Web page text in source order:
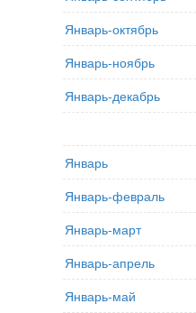
Январь-октябрь
Январь-ноябрь
Январь-декабрь
Январь
Январь-февраль
Январь-март
Январь-апрель
Январь-май